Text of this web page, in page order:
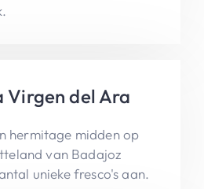
Virgen del Ara
hermitage midden op
van Badajoz
unieke fresco's aan.